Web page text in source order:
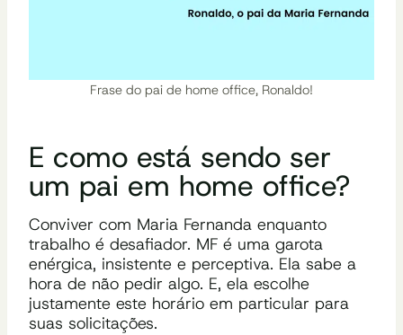
Frase do pai de home office, Ronaldo!
E como está sendo ser
um pai em home office?
Conviver com Maria Fernanda enquanto
trabalho é desafiador. MF é uma garota
enérgica, insistente e perceptiva. Ela sabe a
hora de não pedir algo. E, ela escolhe
justamente este horário em particular para
suas solicitações.